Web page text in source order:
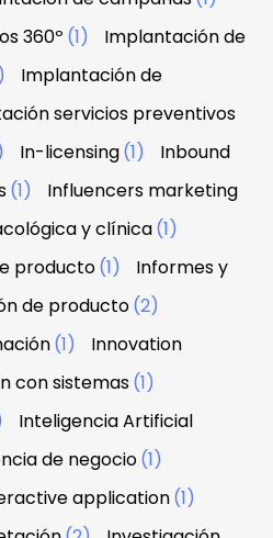
360º (1)
Implantación de
Implantación de
servicios preventivos
In-licensing(1)
Inbound
(1)
Influencers marketing
y clínica(1)
producto(1)
Informes y
de producto(2)
(1)
Innovation
con sistemas(1)
Inteligencia Artificial
de negocio(1)
application(1)